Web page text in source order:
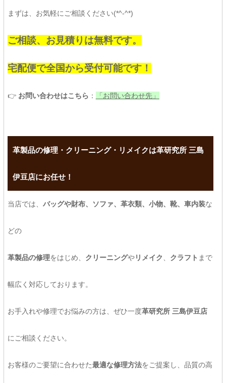
まずは、お気軽にご相談ください(*^-^*)
ご相談、お見積りは無料です。
宅配便で全国から受付可能です！
👉 お問い合わせはこちら ： 「お問い合わせ先」
革製品の修理・クリーニング・リメイクは革研究所 三島
伊豆店にお任せ！
当店では、 バッグや財布、ソファ、革衣類、小物、靴、車内装な
どの
革製品の修理をはじめ、 クリーニングやリメイク クラフト まで
幅広く対応しております。
お手入れや修理でお悩みの方は、ぜひ一度革研究所 三島伊豆店
にご相談ください。
お客様のご要望に合わせた最適な修理方法をご提案し、品質の高